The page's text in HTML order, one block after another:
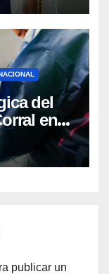
del
en
publicar un